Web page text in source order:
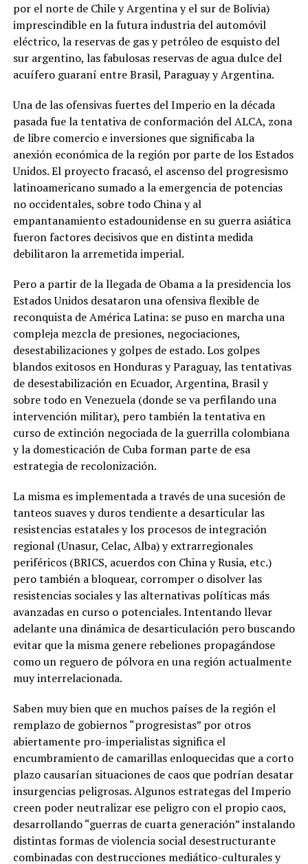
por el norte de Chile y Argentina y el sur de Bolivia)
imprescindible en la futura industria del automóvil
eléctrico, la reservas de gas y petróleo de esquisto del
sur argentino, las fabulosas reservas de agua dulce del
acuífero guaraní entre Brasil, Paraguay y Argentina.
Una de las ofensivas fuertes del Imperio en la década
pasada fue la tentativa de conformación del ALCA, zona
de libre comercio e inversiones que significaba la
anexión económica de la región por parte de los Estados
Unidos. El proyecto fracasó, el ascenso del progresismo
latinoamericano sumado a la emergencia de potencias
no occidentales, sobre todo China y al
empantanamiento estadounidense en su guerra asiática
fueron factores decisivos que en distinta medida
debilitaron la arremetida imperial.
Pero a partir de la llegada de Obama a la presidencia los
Estados Unidos desataron una ofensiva flexible de
reconquista de América Latina: se puso en marcha una
compleja mezcla de presiones, negociaciones,
desestabilizaciones y golpes de estado. Los golpes
blandos exitosos en Honduras y Paraguay, las tentativas
de desestabilización en Ecuador, Argentina, Brasil y
sobre todo en Venezuela (donde se va perfilando una
intervención militar), pero también la tentativa en
curso de extinción negociada de la guerrilla colombiana
y la domesticación de Cuba forman parte de esa
estrategia de recolonización.
La misma es implementada a través de una sucesión de
tanteos suaves y duros tendiente a desarticular las
resistencias estatales y los procesos de integración
regional (Unasur, Celac, Alba) y extrarregionales
periféricos (BRICS, acuerdos con China y Rusia, etc.)
pero también a bloquear, corromper o disolver las
resistencias sociales y las alternativas políticas más
avanzadas en curso o potenciales. Intentando llevar
adelante una dinámica de desarticulación pero buscando
evitar que la misma genere rebeliones propagándose
como un reguero de pólvora en una región actualmente
muy interrelacionada.
Saben muy bien que en muchos países de la región el
remplazo de gobiernos “progresistas” por otros
abiertamente pro-imperialistas significa el
encumbramiento de camarillas enloquecidas que a corto
plazo causarían situaciones de caos que podrían desatar
insurgencias peligrosas. Algunos estrategas del Imperio
creen poder neutralizar ese peligro con el propio caos,
desarrollando “guerras de cuarta generación” instalando
distintas formas de violencia social desestructurante
combinadas con destrucciones mediático-culturales y